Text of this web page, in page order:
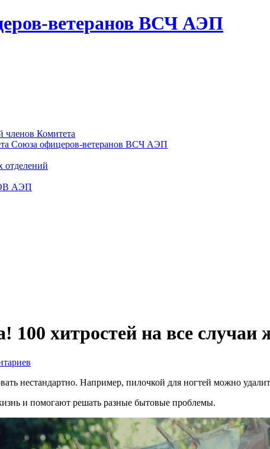
ветеранов ВСЧ АЭП
членов Комитета
Союза офицеров-ветеранов ВСЧ АЭП
отделений
АЭП
100 хитростей на все случаи
нестандартно. Например, пилочкой для ногтей можно
и помогают решать разные бытовые проблемы.